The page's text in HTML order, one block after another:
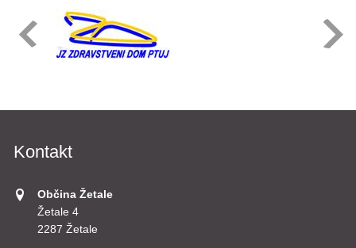
Kontakt
Občina Žetale
Žetale 4
2287 Žetale